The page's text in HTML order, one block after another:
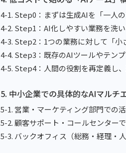
4-1. Step0：まずは生成AIを「一人
4-2. Step1：AI化しやすい業務を洗
4-3. Step2：1つの業務に対して「小
4-4. Step3：既存のAIツールやテン
4-5. Step4：人間の役割を再定義し
5. 中小企業での具体的なAIマルチ
5-1. 営業・マーケティング部門での
5-2. 顧客サポート・コールセンター
5-3. バックオフィス（総務・経理・